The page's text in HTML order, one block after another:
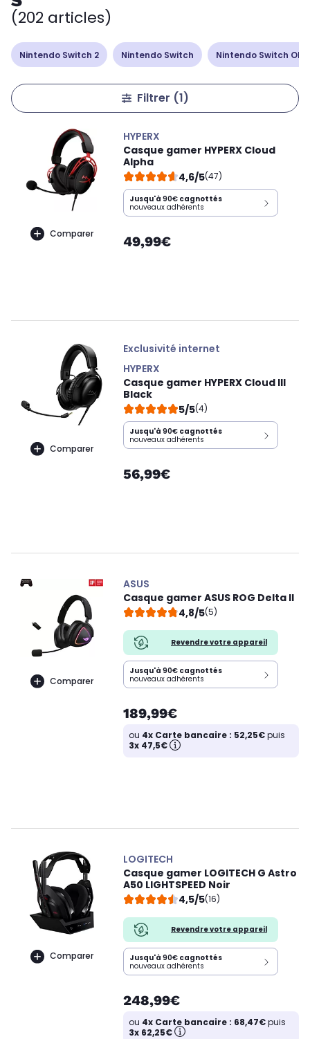
(202 articles)
Nintendo Switch 2 Nintendo Switch Nintendo Switch
Filtrer (1)
Comparer
HYPERX
Casque gamer HYPERX Cloud
Alpha
4,6/5(47)
Jusqu'à 90€ cagnottés
nouveaux adhérents
49,99€
Comparer
Exclusivité internet
HYPERX
Casque gamer HYPERX Cloud III
Black
5/5(4)
Jusqu'à 90€ cagnottés
nouveaux adhérents
56,99€
Comparer
ASUS
Casque gamer ASUS ROG Delta II
4,8/5(5)
Revendre votre appareil
Jusqu'à 90€ cagnottés
nouveaux adhérents
189,99€
ou 4x Carte bancaire : 52,25€puis
3x 47,5€
Comparer
LOGITECH
Casque gamer LOGITECH G Astro
A50 LIGHTSPEED Noir
4,5/5(16)
Revendre votre appareil
Jusqu'à 90€ cagnottés
nouveaux adhérents
248,99€
ou 4x Carte bancaire : 68,47€puis
3x 62,25€